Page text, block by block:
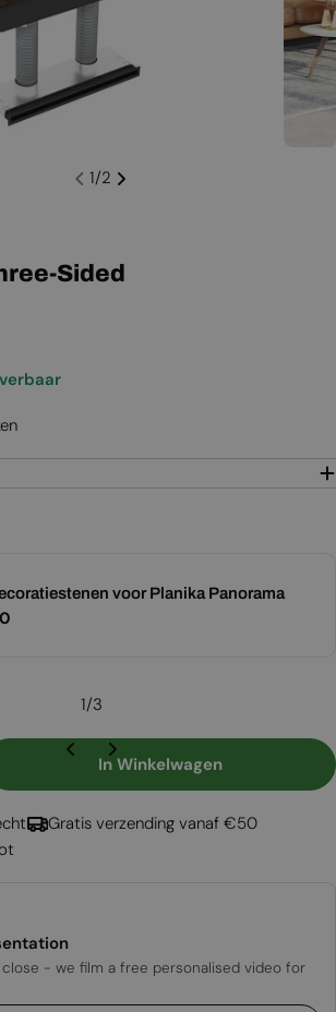
1/2
Sided
voor Planika Panorama
1/3
Voor Panorama Three-Sided
Verhogen Voor Panorama
In Winkelwagen
Gratis verzending vanaf €50
- we film a free personalised video for